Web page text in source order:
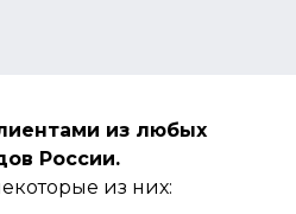
из любых
России.
из них: